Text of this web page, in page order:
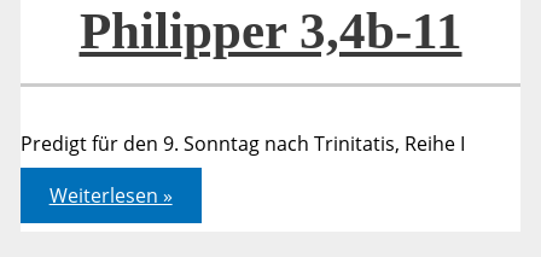
Philipper 3,4b-11
Predigt für den 9. Sonntag nach Trinitatis, Reihe I
Philipper
3,4b-
11
Weiterlesen »